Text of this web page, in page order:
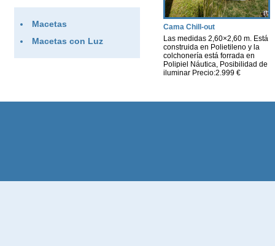
Cama Chill-out
Las medidas 2,60×2,60 m. Está
construida en Polietileno y la
colchonería está forrada en
Polipiel Náutica, Posibilidad de
iluminar Precio:2.999 €
Macetas
Macetas con Luz